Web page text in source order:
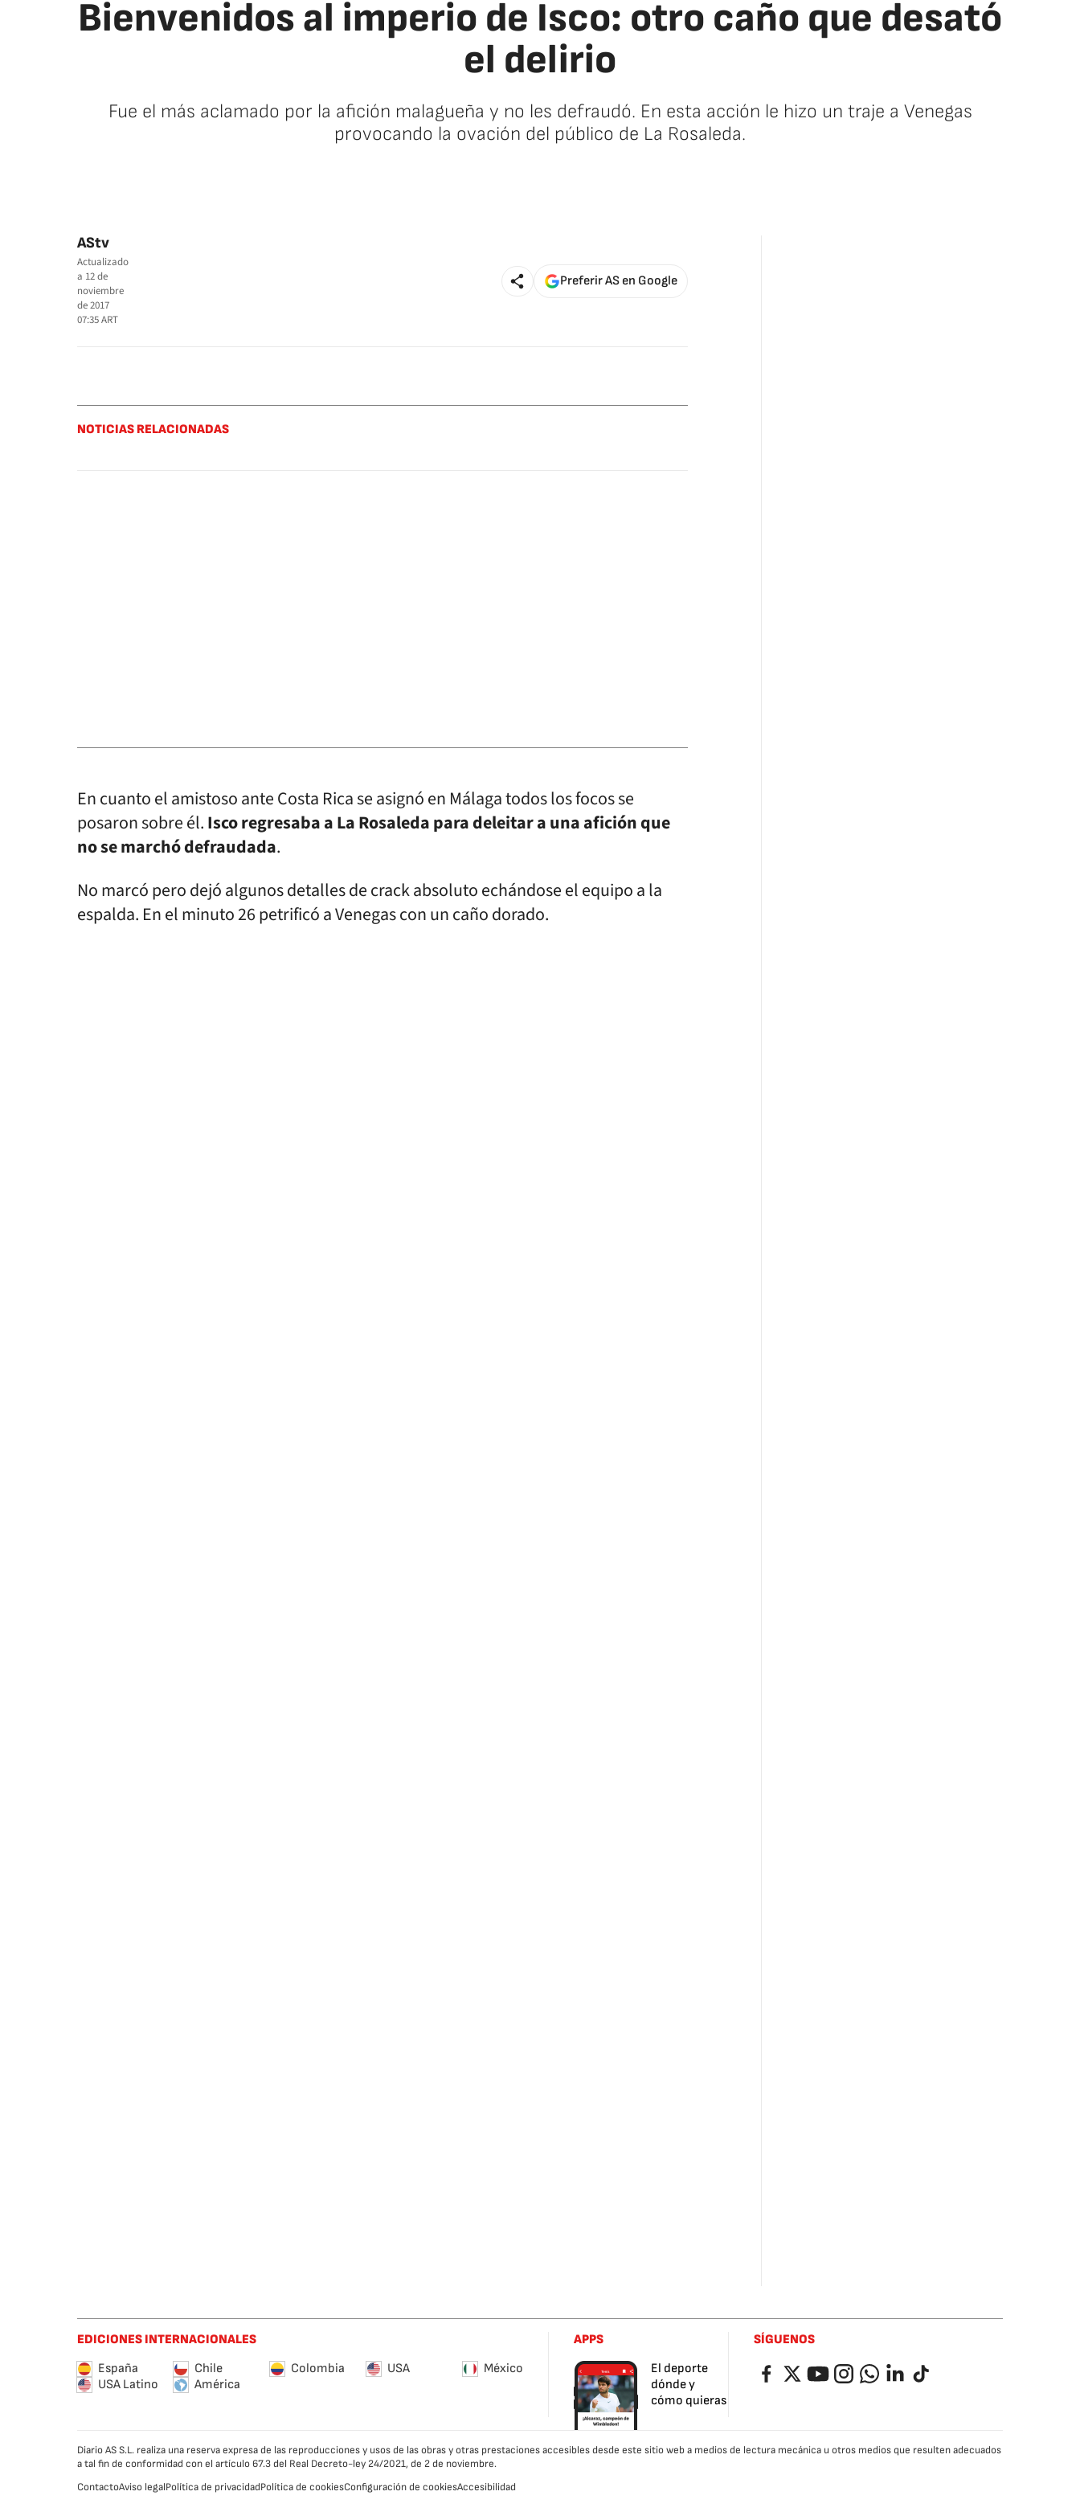
Bienvenidos al imperio de Isco: otro caño que desató
el delirio
Fue el más aclamado por la afición malagueña y no les defraudó. En esta acción le hizo un traje a Venegas
provocando la ovación del público de La Rosaleda.
AStv
Actualizado
a 12 de
noviembre
de 2017
07:35ART
Preferir AS en Google
NOTICIAS RELACIONADAS
En cuanto el amistoso ante Costa Rica se asignó en Málaga todos los focos se
posaron sobre él.Isco regresaba a La Rosaleda para deleitar a una afición que
no se marchó defraudada.
No marcó pero dejó algunos detalles de crack absoluto echándose el equipo a la
espalda. En el minuto 26 petrificó a Venegas con un caño dorado.
EDICIONES INTERNACIONALES
España
Chile Colombia USA
México
USA Latino
América
APPS
El deporte
dónde y
cómo quieras
SÍGUENOS
FacebookTwitterYouTubeInstagramWhatsappLinkedIn
TikTok
Diario AS S.L. realiza una reserva expresa de las reproducciones y usos de las obras y otras prestaciones accesibles desde este sitio web a medios de lectura mecánica u otros medios que resulten adecuados
a tal fin de conformidad con el artículo 67.3 del Real Decreto-ley 24/2021, de 2 de noviembre.
ContactoAviso legalPolítica de privacidadPolítica de cookiesConfiguración de cookiesAccesibilidad